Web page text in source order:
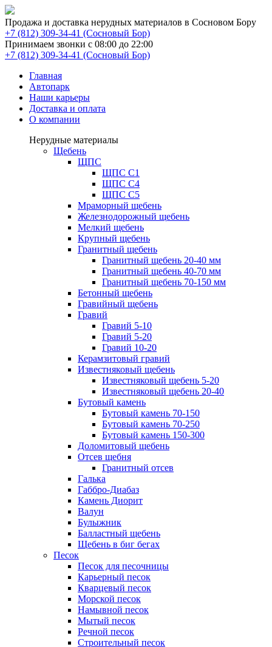
Продажа и доставка нерудных материалов в Сосновом Бору
(Сосновый Бор)
Принимаем звонки с 08:00 до 22:00
(Сосновый Бор)
Главная
Автопарк
Наши карьеры
Доставка и оплата
О компании
Нерудные материалы
Щебень
ЩПС
ЩПС С1
ЩПС С4
ЩПС С5
Мраморный щебень
Железнодорожный щебень
Мелкий щебень
Крупный щебень
Гранитный щебень
Гранитный щебень 20-40 мм
Гранитный щебень 40-70 мм
Гранитный щебень 70-150 мм
Бетонный щебень
Гравийный щебень
Гравий
Гравий 5-10
Гравий 5-20
Гравий 10-20
Керамзитовый гравий
Известняковый щебень
Известняковый щебень 5-20
Известняковый щебень 20-40
Бутовый камень
Бутовый камень 70-150
Бутовый камень 70-250
Бутовый камень 150-300
Доломитовый щебень
Отсев щебня
Гранитный отсев
Галька
Габбро-Диабаз
Камень Диорит
Валун
Булыжник
Балластный щебень
Щебень в биг бегах
Песок
Песок для песочницы
Карьерный песок
Кварцевый песок
Морской песок
Намывной песок
Мытый песок
Речной песок
Строительный песок